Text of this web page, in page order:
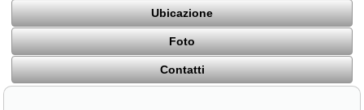
Ubicazione
Foto
Contatti